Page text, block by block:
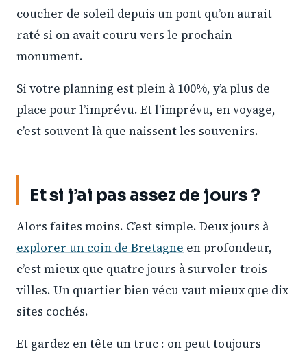
coucher de soleil depuis un pont qu’on aurait
raté si on avait couru vers le prochain
monument.
Si votre planning est plein à 100%, y’a plus de
place pour l’imprévu. Et l’imprévu, en voyage,
c’est souvent là que naissent les souvenirs.
Et si j’ai pas assez de jours ?
Alors faites moins. C’est simple. Deux jours à
explorer un coin de Bretagne en profondeur,
c’est mieux que quatre jours à survoler trois
villes. Un quartier bien vécu vaut mieux que dix
sites cochés.
Et gardez en tête un truc : on peut toujours